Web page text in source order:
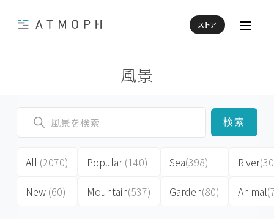
ストア
風景
検索
All (2070)
New (60)
Popular(140)
Mountain(537)
Sea(398)
Garden(80)
River
Animal